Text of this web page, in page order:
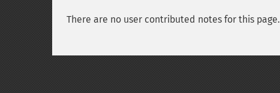
There are no user contributed notes for this page.